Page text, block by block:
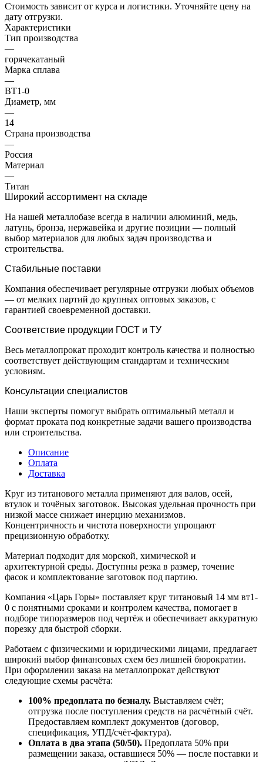
Стоимость зависит от курса и логистики. Уточняйте цену на
дату отгрузки.
Характеристики
Тип производства
—
горячекатаный
Марка сплава
—
ВТ1-0
Диаметр, мм
—
14
Страна производства
—
Россия
Материал
—
Титан
Широкий ассортимент на складе
На нашей металлобазе всегда в наличии алюминий, медь,
латунь, бронза, нержавейка и другие позиции — полный
выбор материалов для любых задач производства и
строительства.
Стабильные поставки
Компания обеспечивает регулярные отгрузки любых объемов
— от мелких партий до крупных оптовых заказов, с
гарантией своевременной доставки.
Соответствие продукции ГОСТ и ТУ
Весь металлопрокат проходит контроль качества и полностью
соответствует действующим стандартам и техническим
условиям.
Консультации специалистов
Наши эксперты помогут выбрать оптимальный металл и
формат проката под конкретные задачи вашего производства
или строительства.
Описание
Оплата
Доставка
Круг из титанового металла применяют для валов, осей,
втулок и точёных заготовок. Высокая удельная прочность при
низкой массе снижает инерцию механизмов.
Концентричность и чистота поверхности упрощают
прецизионную обработку.
Материал подходит для морской, химической и
архитектурной среды. Доступны резка в размер, точение
фасок и комплектование заготовок под партию.
Компания «Царь Горы» поставляет круг титановый 14 мм вт1-
0 с понятными сроками и контролем качества, помогает в
подборе типоразмеров под чертёж и обеспечивает аккуратную
порезку для быстрой сборки.
Работаем с физическими и юридическими лицами, предлагает
широкий выбор финансовых схем без лишней бюрократии.
При оформлении заказа на металлопрокат действуют
следующие схемы расчёта:
100% предоплата по безналу. Выставляем счёт;
отгрузка после поступления средств на расчётный счёт.
Предоставляем комплект документов (договор,
спецификация, УПД/счёт-фактура).
Оплата в два этапа (50/50). Предоплата 50% при
размещении заказа, оставшиеся 50% — после поставки и